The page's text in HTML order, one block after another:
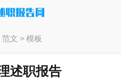
范文 > 模板
述职报告